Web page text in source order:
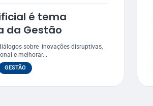
é tema
da Gestão
sobre inovações disruptivas,
e melhorar...
GESTÃO